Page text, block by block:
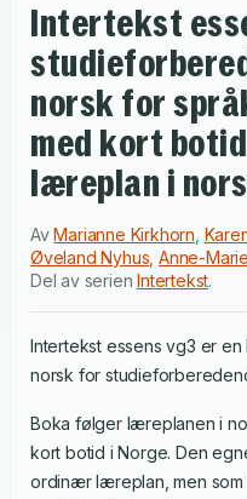
Intertekst
norsk for
med kort
læreplan i
AvMarianne Kirkhorn
Øveland Nyhus ,Anne-
Del av serienIntertekst.
Intertekst essens vg3 er en
norsk for
Boka følger læreplanen i
kort botid i Norge. Den
ordinær læreplan, men